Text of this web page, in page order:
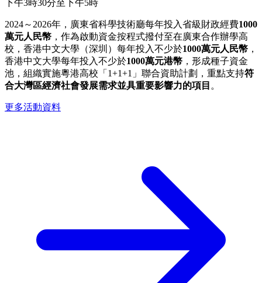
下午3時30分至下午5時
2024～2026年，廣東省科學技術廳每年投入省級財政經費1000
萬元人民幣 ，作為啟動資金按程式撥付至在廣東合作辦學高
校，香港中文大學（深圳）每年投入不少於1000萬元人民幣 ，
香港中文大學每年投入不少於1000萬元港幣 ，形成種子資金
池，組織實施粵港高校「1+1+1」聯合資助計劃，重點支持符
合大灣區經濟社會發展需求並具重要影響力的項目 。
更多活動資料